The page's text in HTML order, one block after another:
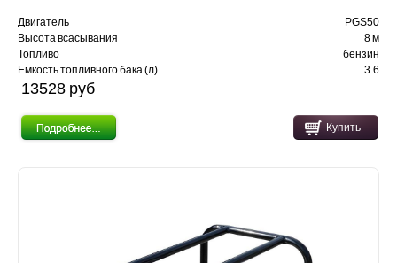
Двигатель
PGS50
Высота всасывания
8 м
Топливо
бензин
Емкость топливного бака (л)
3.6
13528 pуб
Купить